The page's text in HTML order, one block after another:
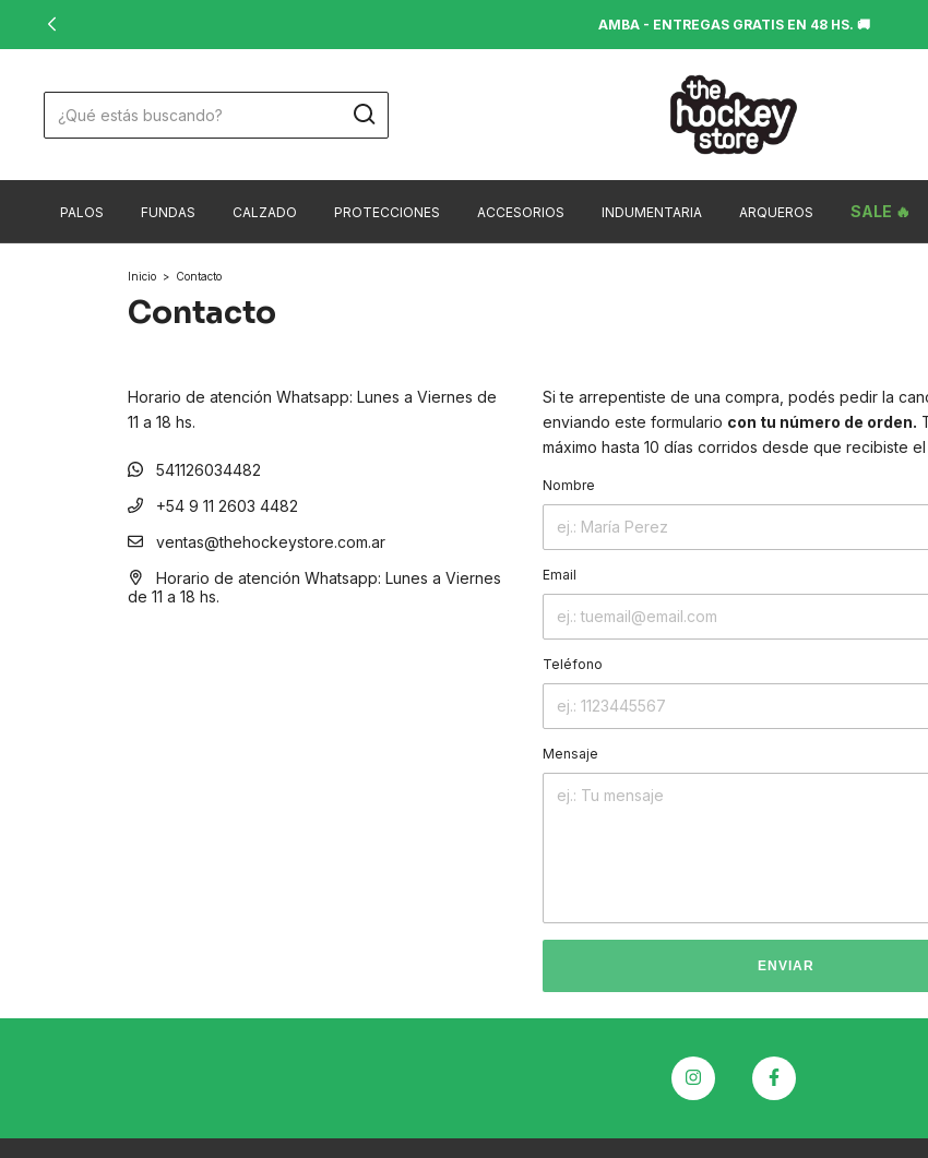
AMBA - ENTREGAS GRATIS EN 48 HS. 🚚
PALOS FUNDAS CALZADO PROTECCIONES ACCESORIOS INDUMENTARIA ARQUEROS SALE 🔥
Inicio > Contacto
Contacto
Horario de atención Whatsapp: Lunes a Viernes de
11 a 18 hs.
541126034482
+54 9 11 2603 4482
ventas@thehockeystore.com.ar
Horario de atención Whatsapp: Lunes a Viernes
de 11 a 18 hs.
Si te arrepentiste de una compra, podés pedir la
enviando este formulario con tu número de orden.
máximo hasta 10 días corridos desde que recibiste
Nombre
Email
Teléfono
Mensaje
ENVIAR